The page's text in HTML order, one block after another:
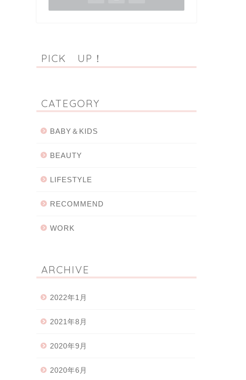
PICK UP！
CATEGORY
BABY＆KIDS
BEAUTY
LIFESTYLE
RECOMMEND
WORK
ARCHIVE
2022年1月
2021年8月
2020年9月
2020年6月